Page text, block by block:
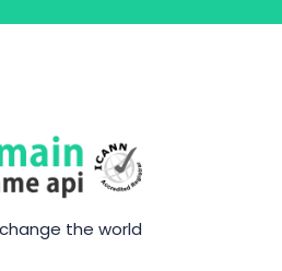
the world